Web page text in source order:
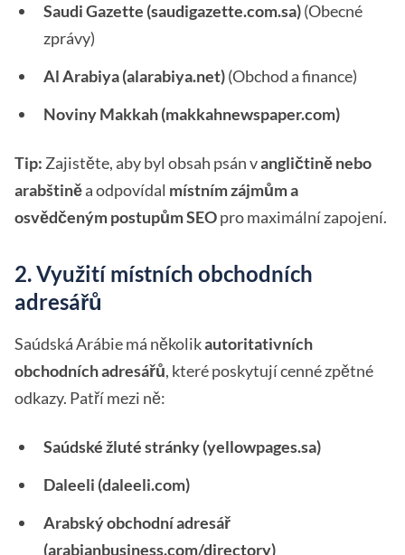
Saudi Gazette (saudigazette.com.sa)(Obecné
zprávy)
Al Arabiya (alarabiya.net)(Obchod a finance)
Noviny Makkah (makkahnewspaper.com)
Tip: Zajistěte, aby byl obsah psán vangličtině nebo
arabštiněa odpovídal místním zájmům a
osvědčeným postupům SEOpro maximální zapojení.
2. Využití místních obchodních
adresářů
Saúdská Arábie má několikautoritativních
obchodních adresářů, které poskytují cenné zpětné
odkazy. Patří mezi ně:
Saúdské žluté stránky (yellowpages.sa)
Daleeli (daleeli.com)
Arabský obchodní adresář
(arabianbusiness.com/directory)